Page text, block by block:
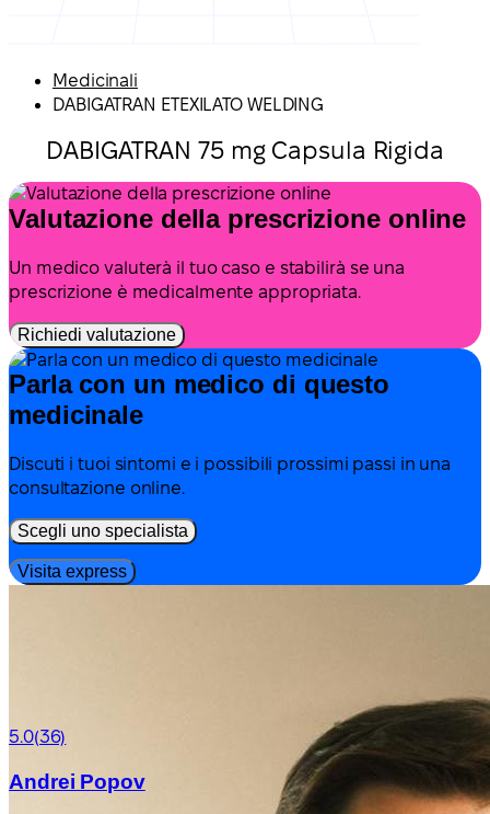
Medicinali
DABIGATRAN ETEXILATO WELDING
DABIGATRAN 75 mg Capsula Rigida
Valutazione della prescrizione online
Un medico valuterà il tuo caso e stabilirà se una
prescrizione è medicalmente appropriata.
Richiedi valutazione
Parla con un medico di questo
medicinale
Discuti i tuoi sintomi e i possibili prossimi passi in una
consultazione online.
Scegli uno specialista
Visita express
5.0(36)
Andrei Popov